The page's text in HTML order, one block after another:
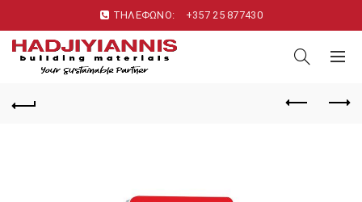
ΤΗΛΕΦΩΝΟ: +357 25 877430